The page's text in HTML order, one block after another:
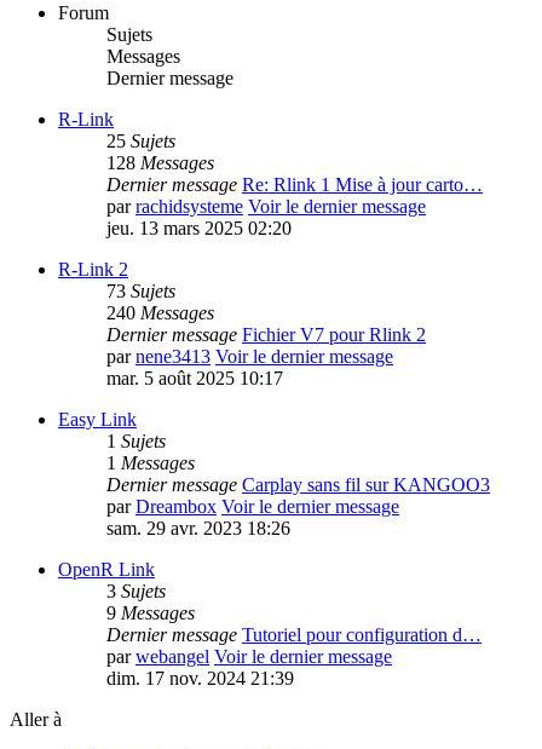
Forum
Sujets
Messages
Dernier message
R-Link
25 Sujets
128 Messages
Dernier message Re: Rlink 1 Mise à jour carto…
parrachidsysteme Voir le dernier message
jeu. 13 mars 2025 02:20
R-Link 2
73 Sujets
240 Messages
Dernier message Fichier V7 pour Rlink 2
parnene3413 Voir le dernier message
mar. 5 août 2025 10:17
Easy Link
1 Sujets
1 Messages
Dernier message Carplay sans fil sur KANGOO3
parDreambox Voir le dernier message
sam. 29 avr. 2023 18:26
OpenR Link
3 Sujets
9 Messages
Dernier message Tutoriel pour configuration d…
parwebangel Voir le dernier message
dim. 17 nov. 2024 21:39
Aller à